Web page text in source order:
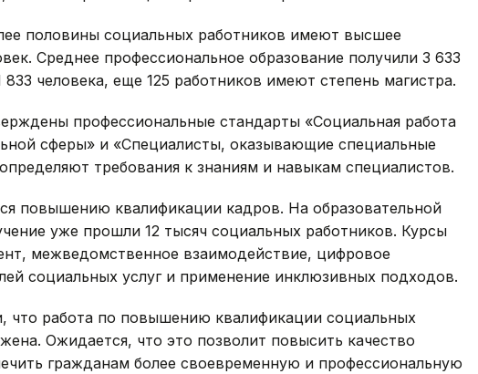
половины социальных работников имеют высшее
Среднее профессиональное образование получили 3 633
человека, еще 125 работников имеют степень магистра.
профессиональные стандарты «Социальная работа
сферы» и «Специалисты, оказывающие специальные
требования к знаниям и навыкам специалистов.
повышению квалификации кадров. На образовательной
уже прошли 12 тысяч социальных работников. Курсы
межведомственное взаимодействие, цифровое
социальных услуг и применение инклюзивных подходов.
что работа по повышению квалификации социальных
Ожидается, что это позволит повысить качество
гражданам более своевременную и профессиональную